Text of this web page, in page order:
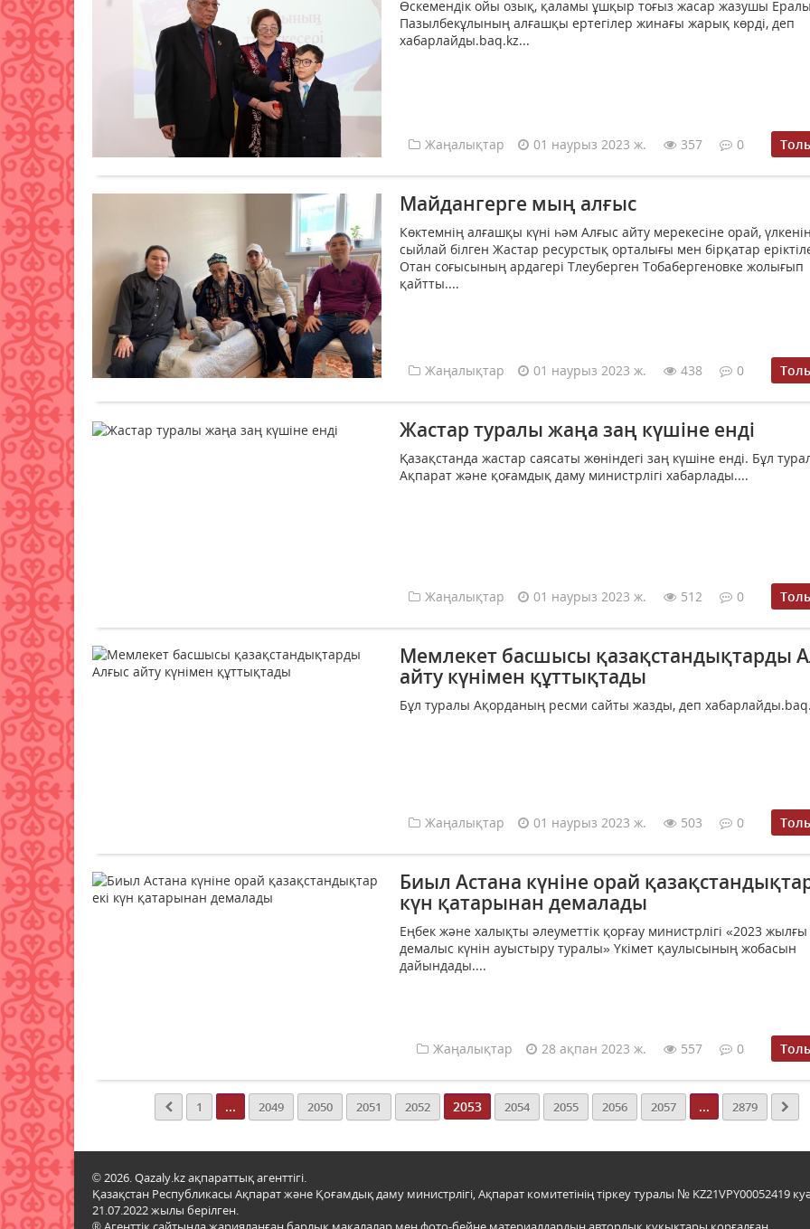
Өскемендік ойы озық, қаламы ұшқыр тоғыз жасар жазушы Ералы
Пазылбекұлының алғашқы ертегілер жинағы жарық көрді, деп
хабарлайды.baq.kz...
Жаңалықтар 01 наурыз 2023 ж. 357 0
Майдангерге мың алғыс
Көктемнің алғашқы күні һәм Алғыс айту мерекесіне орай, үлкенін
сыйлай білген Жастар ресурстық орталығы мен бірқатар
Отан соғысының ардагері Тлеуберген Тобабергеновке жолығып
қайтты....
Жаңалықтар 01 наурыз 2023 ж. 438 0
Жастар туралы жаңа заң күшіне енді
Қазақстанда жастар саясаты жөніндегі заң күшіне енді. Бұл
Ақпарат және қоғамдық даму министрлігі хабарлады....
Жаңалықтар 01 наурыз 2023 ж. 512 0
Мемлекет басшысы қазақстандықтарды
айту күнімен құттықтады
Бұл туралы Ақорданың ресми сайты жазды, деп
Жаңалықтар 01 наурыз 2023 ж. 503 0
Биыл Астана күніне орай
күн қатарынан демалады
Еңбек және халықты әлеуметтік қорғау министрлігі «2023 жылғы
демалыс күнін ауыстыру туралы» Үкімет қаулысының жобасын
дайындады....
Жаңалықтар 28 ақпан 2023 ж. 557 0
1 ... 2049 2050 2051 2052 2053 2054 2055 2056 2057 ... 2879
© 2026. Qazaly.kz ақпараттық агенттігі.
Қазақстан Республикасы Ақпарат және Қоғамдық даму министрлігі, Ақпарат комитетінің тіркеу туралы № KZ21VPY00052419
21.07.2022 жылы берілген.